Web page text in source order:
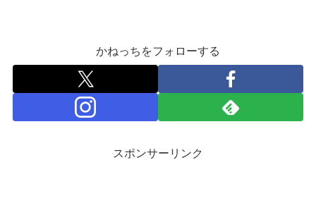
かねっちをフォローする
スポンサーリンク